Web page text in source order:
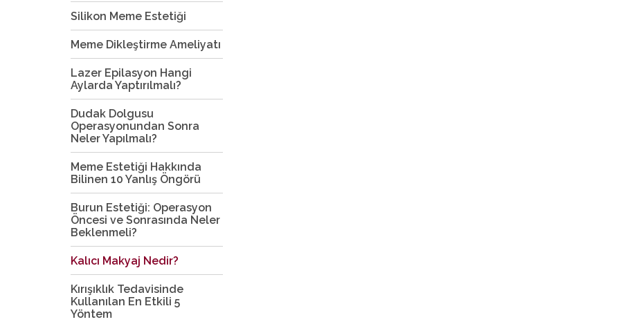
Silikon Meme Estetiği
Meme Dikleştirme Ameliyatı
Lazer Epilasyon Hangi
Aylarda Yaptırılmalı?
Dudak Dolgusu
Operasyonundan Sonra
Neler Yapılmalı?
Meme Estetiği Hakkında
Bilinen 10 Yanlış Öngörü
Burun Estetiği: Operasyon
Öncesi ve Sonrasında Neler
Beklenmeli?
Kalıcı Makyaj Nedir?
Kırışıklık Tedavisinde
Kullanılan En Etkili 5
Yöntem